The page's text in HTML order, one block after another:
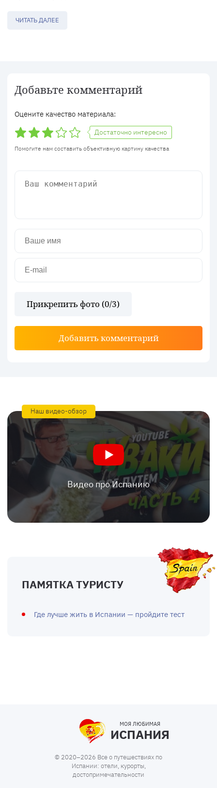
ЧИТАТЬ ДАЛЕЕ
Добавьте комментарий
Оцените качество материала:
Достаточно интересно
Помогите нам составить объективную картину качества
Прикрепить фото (0/3)
Добавить комментарий
Наш видео-обзор
Видео про Испанию
ПАМЯТКА ТУРИСТУ
Где лучше жить в Испании — пройдите тест
МОЯ ЛЮБИМАЯ
ИСПАНИЯ
© 2020–2026 Все о путешествиях по
Испании: отели, курорты,
достопримечательности